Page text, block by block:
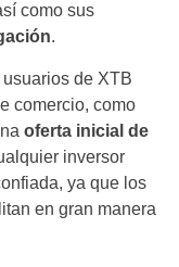
como sus
.
de XTB
comercio, como
oferta inicial de
inversor
ya que los
en gran manera